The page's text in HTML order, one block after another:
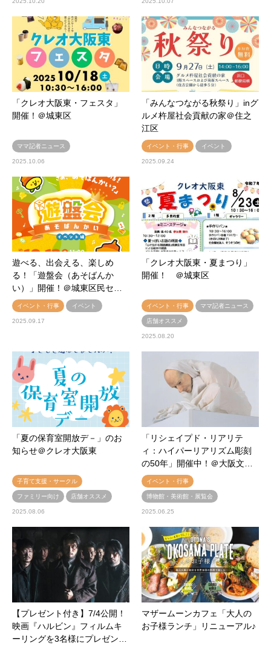
「クレオ大阪東・フェスタ」
開催！＠城東区
ママ記者ニュース
2025.10.06
「みんなつながる秋祭り」inグ
ルメ杵屋社会貢献の家＠住之
江区
イベント・行事 イベント
2025.09.24
遊べる、出会える、楽しめ
る！「遊盤会（あそばんか
い）」開催！＠城東区民セ…
イベント・行事 イベント
2025.09.17
「クレオ大阪東・夏まつり」
開催！ ＠城東区
イベント・行事 ママ記者ニュース
店舗オススメ
2025.08.20
「夏の保育室開放デ－」のお
知らせ＠クレオ大阪東
子育て支援・サークル
ファミリー向け 店舗オススメ
2025.08.06
「リシェイプド・リアリテ
ィ：ハイパーリアリズム彫刻
の50年」開催中！＠大阪文…
イベント・行事
博物館・美術館・展覧会
2025.06.25
【プレゼント付き】7/4公開！
映画『ハルビン』フィルムキ
ーリングを3名様にプレゼン…
マザームーンカフェ「大人の
お子様ランチ」リニューアル♪